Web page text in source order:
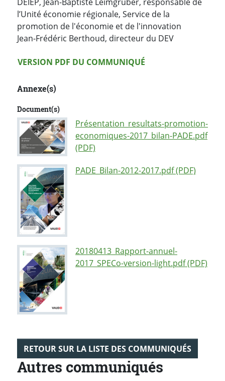
l’Unité économie régionale, Service de la
promotion de l'économie et de l'innovation
Jean-Frédéric Berthoud, directeur du DEV
Version PDF
VERSION PDF DU COMMUNIQUÉ
Annexe(s)
Document(s)
Présentation_resultats-promotion-
economiques-2017_bilan-PADE.pdf
(PDF)
PADE_Bilan-2012-2017.pdf (PDF)
20180413_Rapport-annuel-
2017_SPECo-version-light.pdf (PDF)
RETOUR SUR LA LISTE DES COMMUNIQUÉS
Autres communiqués